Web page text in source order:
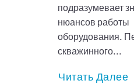
подразумевает
нюансов работы
оборудования.
скважинного...
Читать Далее